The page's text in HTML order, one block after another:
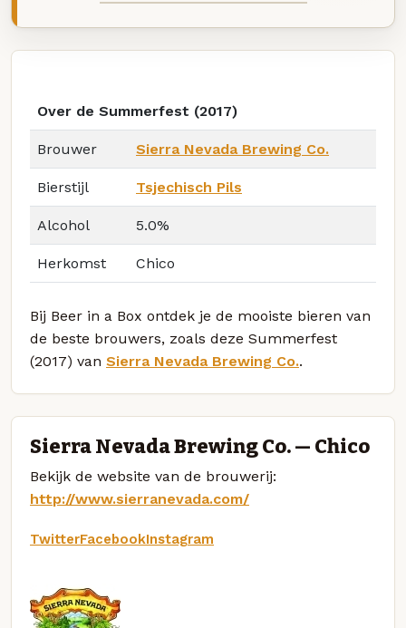
Over de Summerfest (2017)
Brouwer Sierra Nevada Brewing Co.
Bierstijl Tsjechisch Pils
Alcohol 5.0%
Herkomst Chico
Bij Beer in a Box ontdek je de mooiste bieren van
de beste brouwers, zoals deze Summerfest
(2017) van Sierra Nevada Brewing Co..
Sierra Nevada Brewing Co. — Chico
Bekijk de website van de brouwerij:
http://www.sierranevada.com/
TwitterFacebookInstagram